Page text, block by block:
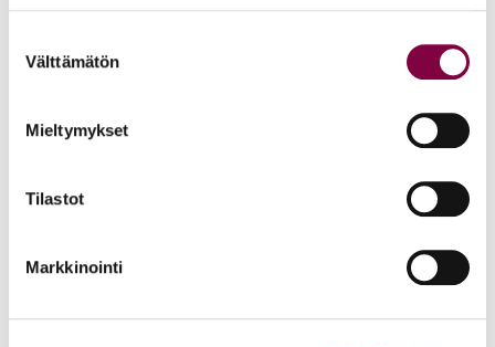
valinta
Välttämätön
Mieltymykset
Tilastot
Markkinointi
Juristikalenteri 2024 on ilmestynyt